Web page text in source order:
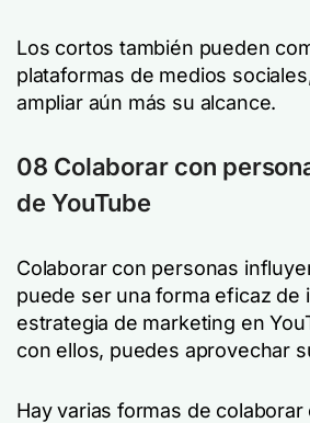
Los cortos también pueden
plataformas de medios
ampliar aún más su alcance.
08 Colaborar con
de YouTube
Colaborar con personas
puede ser una forma eficaz de
estrategia de marketing en
con ellos, puedes aprovechar
Hay varias formas de